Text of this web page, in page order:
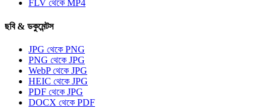
FLV থেকে MP4
ছবি & ডকুমেন্টস
JPG থেকে PNG
PNG থেকে JPG
WebP থেকে JPG
HEIC থেকে JPG
PDF থেকে JPG
DOCX থেকে PDF